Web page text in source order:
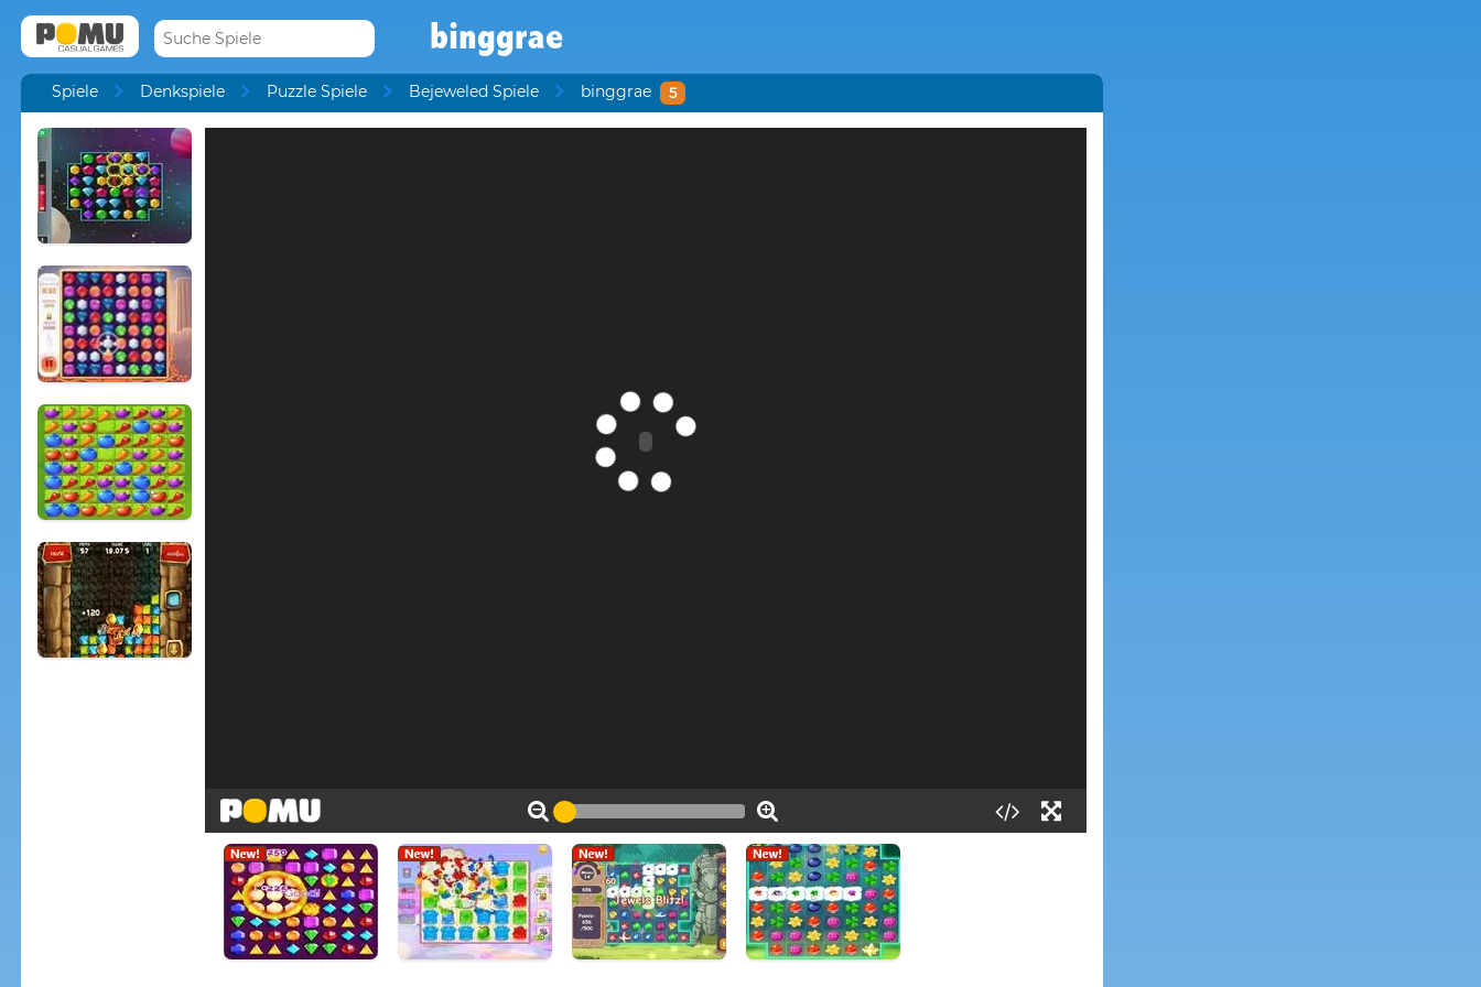
binggrae
Spiele Denkspiele Puzzle Spiele Bejeweled Spiele binggrae 5